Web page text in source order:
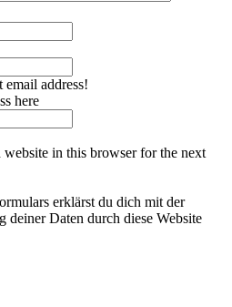
email address!
here
website in this browser for the next
erklärst du dich mit der
deiner Daten durch diese Website